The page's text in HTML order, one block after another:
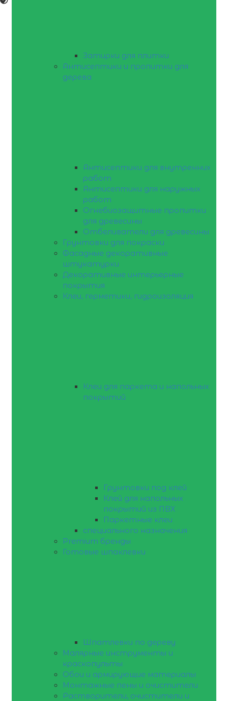
Затирки для плитки
Антисептики и пропитки для
дерева
Антисептики для внутренних
работ
Антисептики для наружных
работ
Огнебиозащитные пропитки
для древесины
Отбеливатели для древесины
Грунтовки для покраски
Фасадные декоративные
штукатурки
Декоративные интерьерные
покрытия
Клеи, герметики, гидроизоляция
Клеи для паркета и напольных
покрытий
Грунтовки под клей
Клей для напольных
покрытий из ПВХ
Паркетные клеи
специального назначения
Premium бренды
Готовые шпаклевки
Шпатлевки по дереву
Малярные инструменты и
краскопульты
Обои и армирующие материалы
Монтажные пены и очистители
Растворители, очистители и